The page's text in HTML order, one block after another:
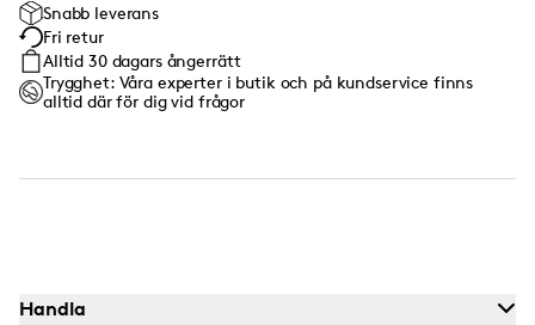
Snabb leverans
Fri retur
Alltid 30 dagars ångerrätt
Trygghet: Våra experter i butik och på kundservice finns
alltid där för dig vid frågor
Handla